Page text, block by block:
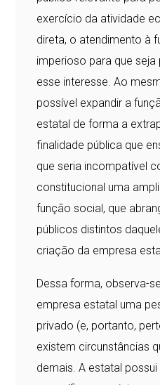
exercício da atividade
direta, o atendimento à
imperioso para que
esse interesse. Ao
possível expandir a
estatal de forma a
finalidade pública que
que seria incompatível
constitucional uma
função social, que
públicos distintos
criação da empresa
Dessa forma, observa-
empresa estatal uma
privado (e, portanto,
existem circunstâncias
demais. A estatal